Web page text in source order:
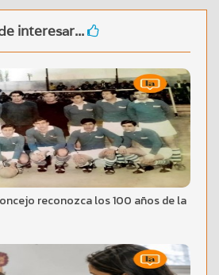
interesar...
reconozca los 100 años de la